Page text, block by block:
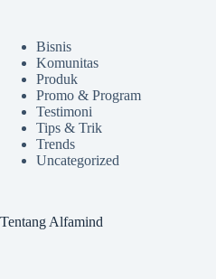
Bisnis
Komunitas
Produk
Promo & Program
Testimoni
Tips & Trik
Trends
Uncategorized
Tentang Alfamind